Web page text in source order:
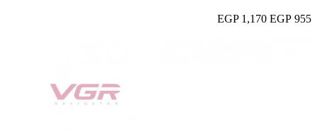
955 EGP
1,170 EGP